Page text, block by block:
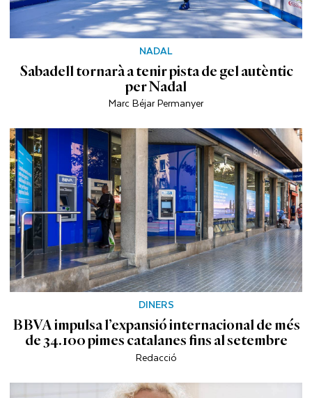
NADAL
Sabadell tornarà a tenir pista de gel autèntic
per Nadal
Marc Béjar Permanyer
DINERS
BBVA impulsa l’expansió internacional de més
de 34.100 pimes catalanes fins al setembre
Redacció